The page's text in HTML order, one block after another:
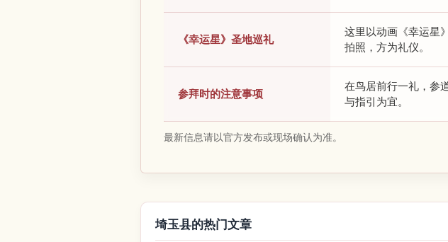
《幸运星》圣地巡礼
这里以动画《幸运星
拍照，方为礼仪。
参拜时的注意事项
在鸟居前行一礼，参
与指引为宜。
最新信息请以官方发布或现场确认为准。
埼玉县的热门文章